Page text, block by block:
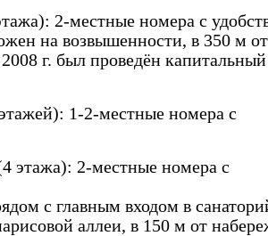
2-местные номера с
на возвышенности, в 350 м от
г. был проведён капитальный
1-2-местные номера с
этажа): 2-местные номера с
с главным входом в
аллеи, в 150 м от